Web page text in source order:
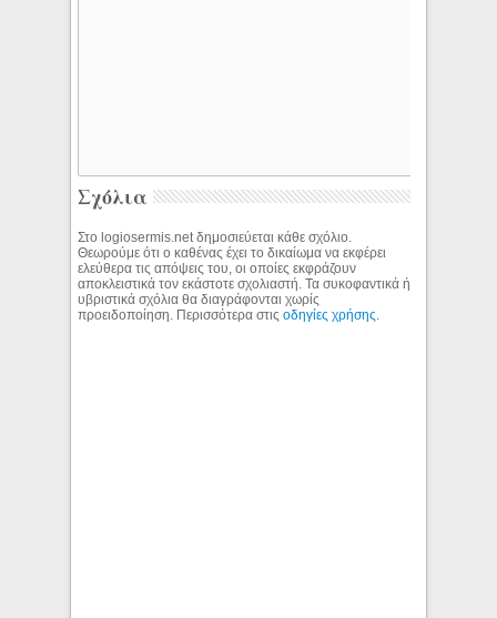
Σχόλια
Στο logiosermis.net δημοσιεύεται κάθε σχόλιο.
Θεωρούμε ότι ο καθένας έχει το δικαίωμα να εκφέρει
ελεύθερα τις απόψεις του, οι οποίες εκφράζουν
αποκλειστικά τον εκάστοτε σχολιαστή. Τα συκοφαντικά ή
υβριστικά σχόλια θα διαγράφονται χωρίς
προειδοποίηση. Περισσότερα στιςοδηγίες χρήσης